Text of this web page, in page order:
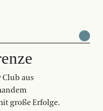
aus
große Erfolge.